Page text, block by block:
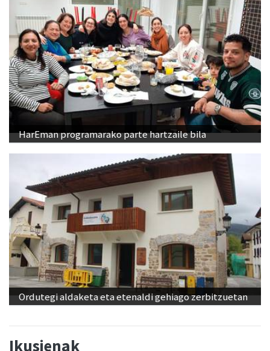
HarEman programarako parte hartzaile bila
Ordutegi aldaketa eta etenaldi gehiago zerbitzuetan
Ikusienak